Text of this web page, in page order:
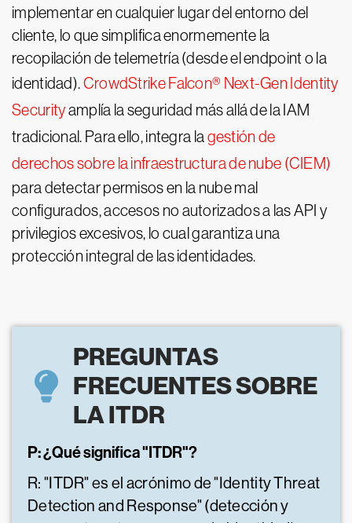
implementar en cualquier lugar del entorno del
cliente, lo que simplifica enormemente la
recopilación de telemetría (desde el endpoint o la
identidad).CrowdStrike Falcon® Next-Gen Identity
Securityamplía la seguridad más allá de la IAM
tradicional. Para ello, integra la gestión de
derechos sobre la infraestructura de nube (CIEM)
para detectar permisos en la nube mal
configurados, accesos no autorizados a las API y
privilegios excesivos, lo cual garantiza una
protección integral de las identidades.
PREGUNTAS
FRECUENTES SOBRE
LA ITDR
P: ¿Qué significa "ITDR"?
R: "ITDR" es el acrónimo de "Identity Threat
Detection and Response" (detección y